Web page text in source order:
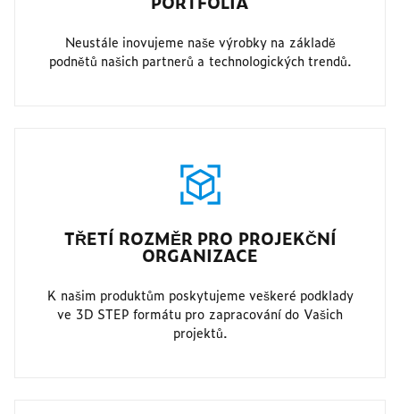
Neustále inovujeme naše výrobky na základě
podnětů našich partnerů a technologických trendů.
TŘETÍ ROZMĚR PRO PROJEKČNÍ
ORGANIZACE
K našim produktům poskytujeme veškeré podklady
ve 3D STEP formátu pro zapracování do Vašich
projektů.